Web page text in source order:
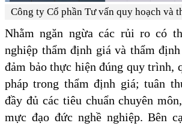
Công ty Cổ phần Tư vấn quy hoạch và
Nhằm ngăn ngừa các rủi ro có
nghiệp thẩm định giá và thẩm
đảm bảo thực hiện đúng quy trình,
pháp trong thẩm định giá; tuân
đầy đủ các tiêu chuẩn chuyên
mực đạo đức nghề nghiệp. Bên